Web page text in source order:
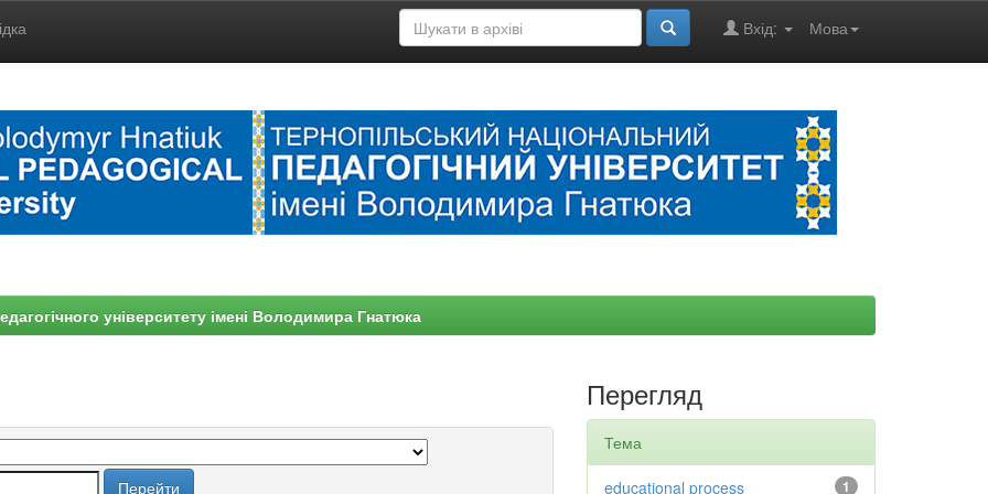
Мова
Вхід:
університету імені Володимира Гнатюка
Перегляд
Тема
1
educational process